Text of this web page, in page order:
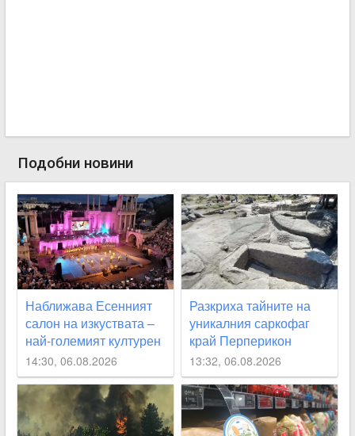
Подобни новини
Наближава Есенният
салон на изкуствата –
най-големият културен
формат под тепетата
14:30, 06.08.2026
Разкриха тайните на
уникалния саркофаг
край Перперикон
13:32, 06.08.2026